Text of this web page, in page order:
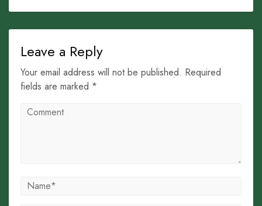
Leave a Reply
Your email address will not be published. Required
fields are marked *